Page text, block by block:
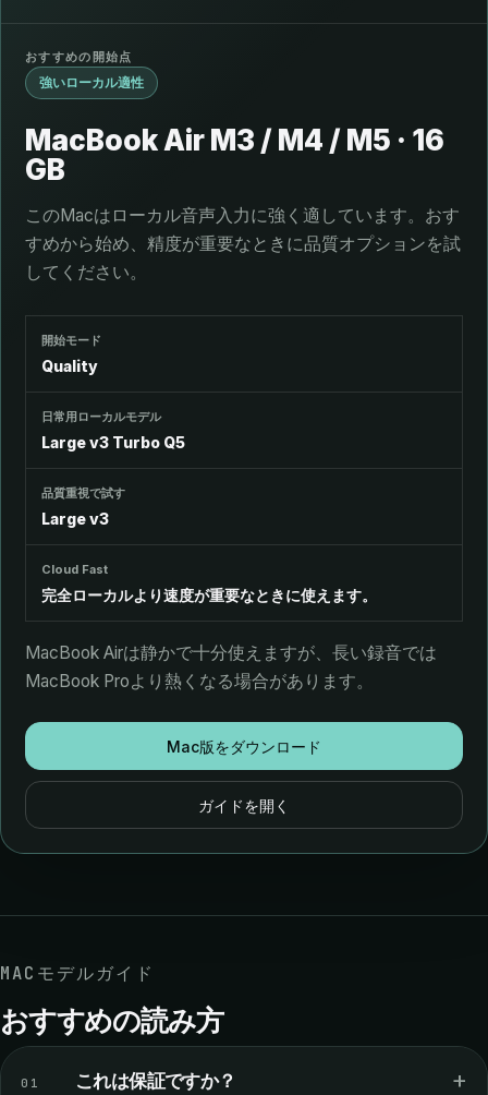
おすすめの開始点
強いローカル適性
MacBook Air M3 / M4 / M5 · 16
GB
このMacはローカル音声入力に強く適しています。おす
すめから始め、精度が重要なときに品質オプションを試
してください。
開始モード
Quality
日常用ローカルモデル
Large v3 Turbo Q5
品質重視で試す
Large v3
Cloud Fast
完全ローカルより速度が重要なときに使えます。
MacBook Airは静かで十分使えますが、長い録音では
MacBook Proより熱くなる場合があります。
Mac版をダウンロード
ガイドを開く
MACモデルガイド
おすすめの読み方
01 これは保証ですか？ +